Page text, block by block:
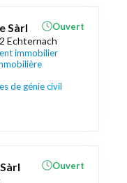
Sàrl
Echternach
immobilier
de génie civil
Ouvert
Ouvert